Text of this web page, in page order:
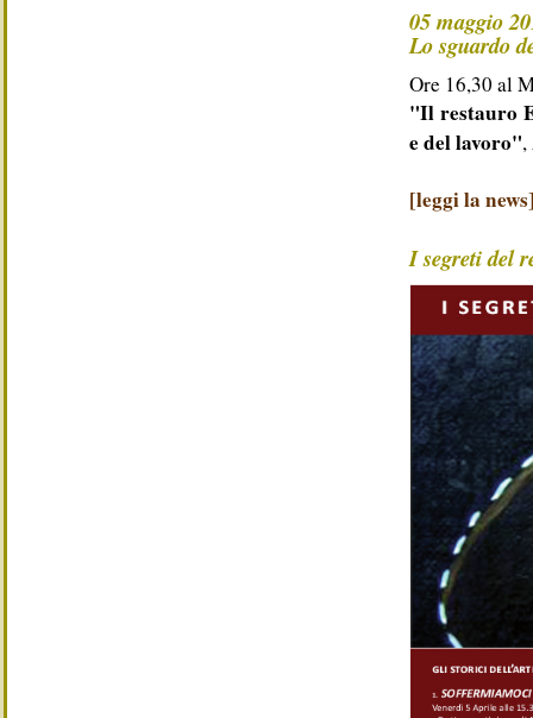
05 maggio
Lo sguardo
Ore 16,30 al
"Il restauro
e del lavoro",
[leggi la
I segreti del